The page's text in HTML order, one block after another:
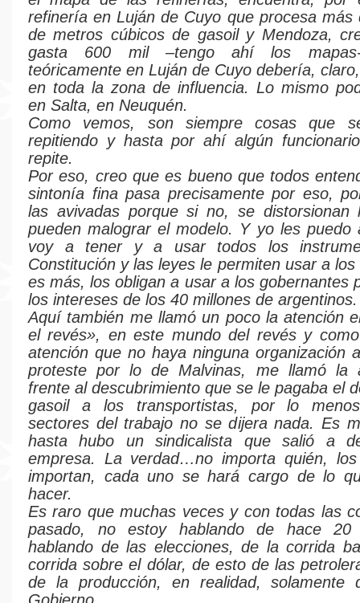
refinería en Luján de Cuyo que procesa más
de metros cúbicos de gasoil y Mendoza,
gasta 600 mil –tengo ahí los mapas-
teóricamente en Luján de Cuyo debería,
en toda la zona de influencia. Lo mismo
en Salta, en Neuquén.
Como vemos, son siempre cosas que
repitiendo y hasta por ahí algún
repite.
Por eso, creo que es bueno que todos
sintonía fina pasa precisamente por eso,
las avivadas porque si no, se distorsionan
pueden malograr el modelo. Y yo les puedo
voy a tener y a usar todos los
Constitución y las leyes le permiten usar a
es más, los obligan a usar a los gobernantes
los intereses de los 40 millones de argentinos.
Aquí también me llamó un poco la atención
el revés», en este mundo del revés y
atención que no haya ninguna organización
proteste por lo de Malvinas, me llamó la
frente al descubrimiento que se le pagaba el
gasoil a los transportistas, por lo
sectores del trabajo no se dijera nada. Es
hasta hubo un sindicalista que salió a
empresa. La verdad…no importa quién,
importan, cada uno se hará cargo de lo
hacer.
Es raro que muchas veces y con todas las
pasado, no estoy hablando de hace 20
hablando de las elecciones, de la corrida
corrida sobre el dólar, de esto de las
de la producción, en realidad, solamente